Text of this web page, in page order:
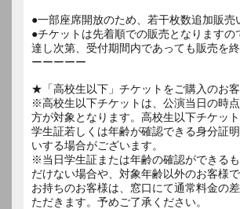
●一部座席開放のため、若干枚数追加販売
●チケットは先着順での販売となりますの
達し次第、受付期間内であっても販売を終
ーーーーー
★「高校生以下」チケットをご購入のお
※高校生以下チケットは、公演当日の時
方が対象となります。高校生以下チケット
学生証若しくは年齢が確認できる身分証
いする場合がございます。
※当日学生証または年齢の確認ができる
だけない場合や、対象年齢以外のお客様
お持ちのお客様は、窓口にて通常料金の
ただきます。予めご了承ください。